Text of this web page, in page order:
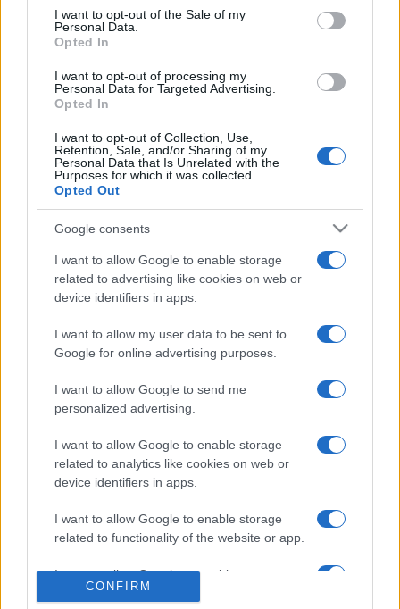
I want to opt-out of the Sale of my
Personal Data.
Opted In
I want to opt-out of processing my
Personal Data for Targeted Advertising.
Opted In
I want to opt-out of Collection, Use,
Retention, Sale, and/or Sharing of my
Personal Data that Is Unrelated with the
Purposes for which it was collected.
Opted Out
Google consents
I want to allow Google to enable storage
related to advertising like cookies on web or
device identifiers in apps.
I want to allow my user data to be sent to
Google for online advertising purposes.
I want to allow Google to send me
personalized advertising.
I want to allow Google to enable storage
related to analytics like cookies on web or
device identifiers in apps.
I want to allow Google to enable storage
related to functionality of the website or app.
I want to allow Google to enable storage
related to personalization.
CONFIRM
Samedi 15 Août
07h00
Sutherland
Sharks
Raiders
diffusion TV Cronulla-Sutherland Sharks Canberra
Raidersn'est pas (encore ?) connue, nous ne
manquerons pas de la communiquer si la rencontre est
diffusée . Ce match deNational Rugby Leagueverra
s'affronterCronulla-Sutherland Sharks
, et aura lieu Samedi 15 Août à 07h00. Pour vous
procurer desplaces Cronulla-Sutherland Sharks
Canberra Raiders , rendez-vous chez notre partenaire
cliquez ici
Pour suivre l' actu National Rugby League
, n'hésitez
RezoSport.com qui sélectionne l'actu rugby issue des
meilleurs médias, et propose également les